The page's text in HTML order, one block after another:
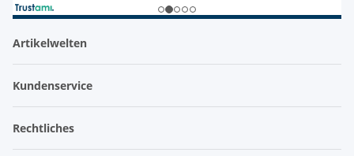
Artikelwelten
Kundenservice
Rechtliches